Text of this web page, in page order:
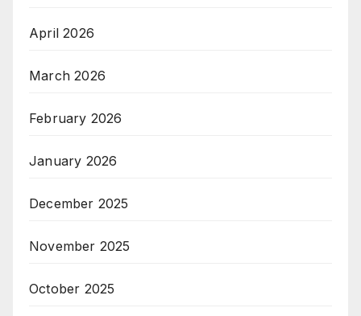
April 2026
March 2026
February 2026
January 2026
December 2025
November 2025
October 2025